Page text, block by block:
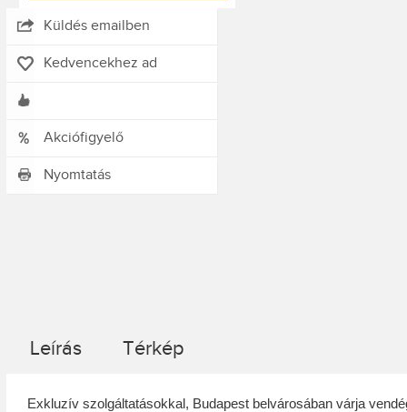
Küldés emailben
Kedvencekhez ad
Akciófigyelő
Nyomtatás
Leírás Térkép
Exkluzív szolgáltatásokkal, Budapest belvárosában várja